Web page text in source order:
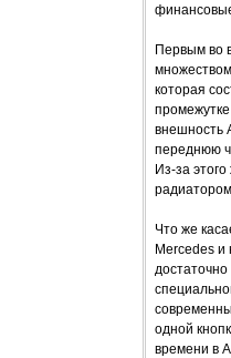
Первым во
которая
внешность
переднюю
Из-за
Что же
Mercedes и
одной
времени в